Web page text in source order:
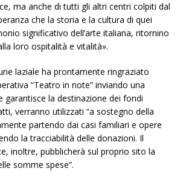
ma anche di tutti gli altri centri colpiti dal
che la storia e la cultura di quei
significativo dell’arte italiana, ritornino
loro ospitalità e vitalità».
laziale ha prontamente ringraziato
“Teatro in note” inviando una
garantisce la destinazione dei fondi
verranno utilizzati “a sostegno della
partendo dai casi familiari e opere
la tracciabilità delle donazioni. Il
inoltre, pubblicherà sul proprio sito la
somme spese”.